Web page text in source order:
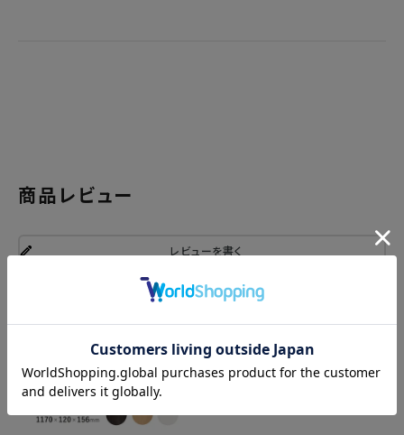
商品レビュー
レビューを書く
関連商品